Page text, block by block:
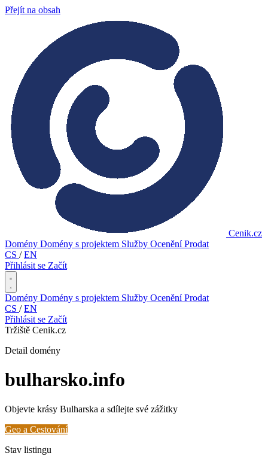
Přejít na obsah
Cenik.cz
Domény Domény s projektem Služby OceněníProdat
CS / EN
Přihlásit se Začít
Domény Domény s projektem Služby OceněníProdat
CS / EN
Přihlásit se Začít
Tržiště Cenik.cz
Detail domény
bulharsko.info
Objevte krásy Bulharska a sdílejte své zážitky
Geo a Cestování
Stav listingu